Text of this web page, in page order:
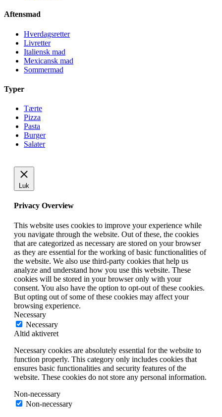
Aftensmad
Hverdagsretter
Livretter
Italiensk mad
Mexicansk mad
Sommermad
Typer
Tærte
Pizza
Pasta
Burger
Salater
Luk
Privacy Overview
This website uses cookies to improve your experience while
you navigate through the website. Out of these, the cookies
that are categorized as necessary are stored on your browser
as they are essential for the working of basic functionalities of
the website. We also use third-party cookies that help us
analyze and understand how you use this website. These
cookies will be stored in your browser only with your
consent. You also have the option to opt-out of these cookies.
But opting out of some of these cookies may affect your
browsing experience.
Necessary
Necessary
Altid aktiveret
Necessary cookies are absolutely essential for the website to
function properly. This category only includes cookies that
ensures basic functionalities and security features of the
website. These cookies do not store any personal information.
Non-necessary
Non-necessary